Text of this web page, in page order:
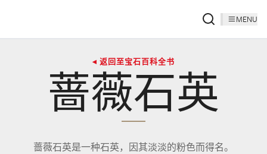
MENU
◂ 返回至宝石百科全书
蔷薇石英
蔷薇石英是一种石英，因其淡淡的粉色而得名。